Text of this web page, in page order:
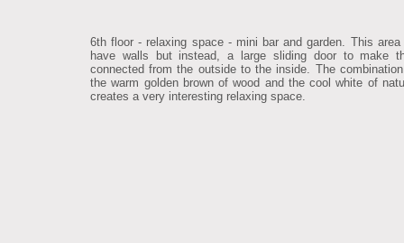
6th floor - relaxing space - mini bar and garden. This area
have walls but instead, a large sliding door to make
connected from the outside to the inside. The
the warm golden brown of wood and the cool white of
creates a very interesting relaxing space.